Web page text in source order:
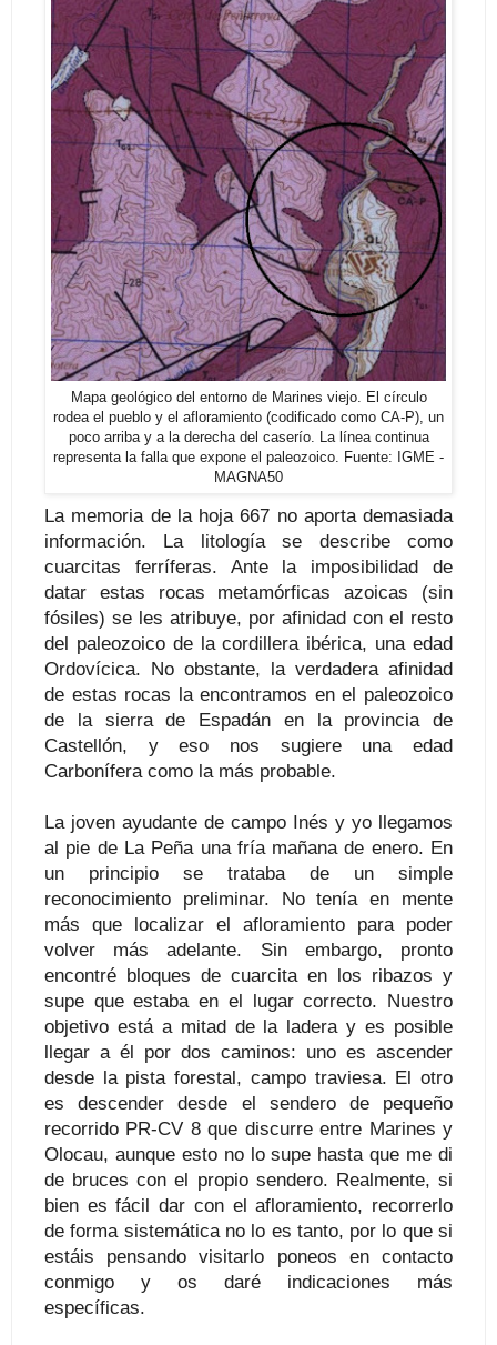
Mapa geológico del entorno de Marines viejo. El círculo
rodea el pueblo y el afloramiento (codificado como CA-P), un
poco arriba y a la derecha del caserío. La línea continua
representa la falla que expone el paleozoico. Fuente: IGME -
MAGNA50
La memoria de la hoja 667 no aporta demasiada
información. La litología se describe como
cuarcitas ferríferas. Ante la imposibilidad de
datar estas rocas metamórficas azoicas (sin
fósiles) se les atribuye, por afinidad con el resto
del paleozoico de la cordillera ibérica, una edad
Ordovícica. No obstante, la verdadera afinidad
de estas rocas la encontramos en el paleozoico
de la sierra de Espadán en la provincia de
Castellón, y eso nos sugiere una edad
Carbonífera como la más probable.
La joven ayudante de campo Inés y yo llegamos
al pie de La Peña una fría mañana de enero. En
un principio se trataba de un simple
reconocimiento preliminar. No tenía en mente
más que localizar el afloramiento para poder
volver más adelante. Sin embargo, pronto
encontré bloques de cuarcita en los ribazos y
supe que estaba en el lugar correcto. Nuestro
objetivo está a mitad de la ladera y es posible
llegar a él por dos caminos: uno es ascender
desde la pista forestal, campo traviesa. El otro
es descender desde el sendero de pequeño
recorrido PR-CV 8 que discurre entre Marines y
Olocau, aunque esto no lo supe hasta que me di
de bruces con el propio sendero. Realmente, si
bien es fácil dar con el afloramiento, recorrerlo
de forma sistemática no lo es tanto, por lo que si
estáis pensando visitarlo poneos en contacto
conmigo y os daré indicaciones más
específicas.